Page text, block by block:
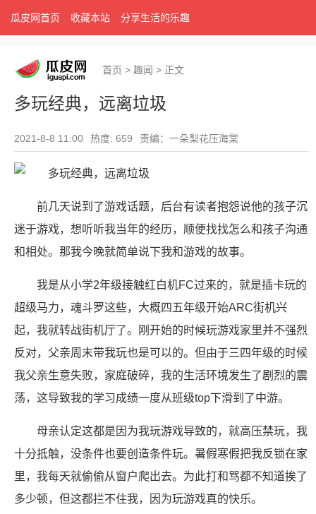
瓜皮网首页 收藏本站 分享生活的乐趣
首页 > 趣闻 > 正文
多玩经典，远离垃圾
2021-8-8 11:00 热度: 659 责编：一朵梨花压海棠
前几天说到了游戏话题，后台有读者抱怨说他的孩子沉
迷于游戏，想听听我当年的经历，顺便找找怎么和孩子沟通
和相处。那我今晚就简单说下我和游戏的故事。
我是从小学2年级接触红白机FC过来的，就是插卡玩的
超级马力，魂斗罗这些，大概四五年级开始ARC街机兴
起，我就转战街机厅了。刚开始的时候玩游戏家里并不强烈
反对，父亲周末带我玩也是可以的。但由于三四年级的时候
我父亲生意失败，家庭破碎，我的生活环境发生了剧烈的震
荡，这导致我的学习成绩一度从班级top下滑到了中游。
母亲认定这都是因为我玩游戏导致的，就高压禁玩，我
十分抵触，没条件也要创造条件玩。暑假寒假把我反锁在家
里，我每天就偷偷从窗户爬出去。为此打和骂都不知道挨了
多少顿，但这都拦不住我，因为玩游戏真的快乐。